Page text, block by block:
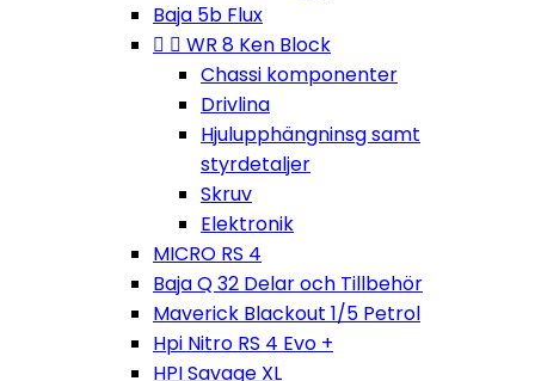
Baja 5b Flux
  WR 8 Ken Block
Chassi komponenter
Drivlina
Hjulupphängninsg samt
styrdetaljer
Skruv
Elektronik
MICRO RS 4
Baja Q 32 Delar och Tillbehör
Maverick Blackout 1/5 Petrol
Hpi Nitro RS 4 Evo +
HPI Savage XL